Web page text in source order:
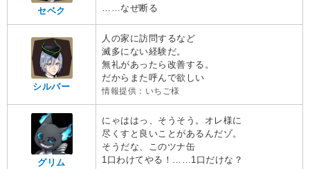
セベク
……なぜ断る
シルバー
人の家に訪問するなど
滅多にない経験だ。
無礼があったら改善する。
だからまた呼んで欲しい
情報提供：いちご様
グリム
にゃははっ、そうそう。オレ様に
尽くすと良いことがあるんだゾ。
そうだな、このツナ缶
1口わけてやる！……1口だけな？